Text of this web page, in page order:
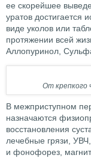
ее скорейшее
уратов достигается
виде уколов или
протяжении всей
Аллопуринол,
От крепкого
В межприступном
назначаются
восстановления
лечебные грязи,
и фонофорез,